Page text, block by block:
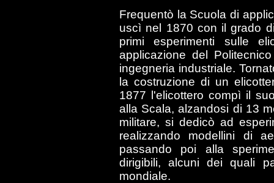
Frequentò la Scuola di
uscì nel 1870 con il grado
primi esperimenti sulle
applicazione del
ingegneria industriale.
la costruzione di un
1877 l'elicottero compì il
alla Scala, alzandosi di 13
militare, si dedicò ad
realizzando modellini di
passando poi alla
dirigibili, alcuni dei quali
mondiale.